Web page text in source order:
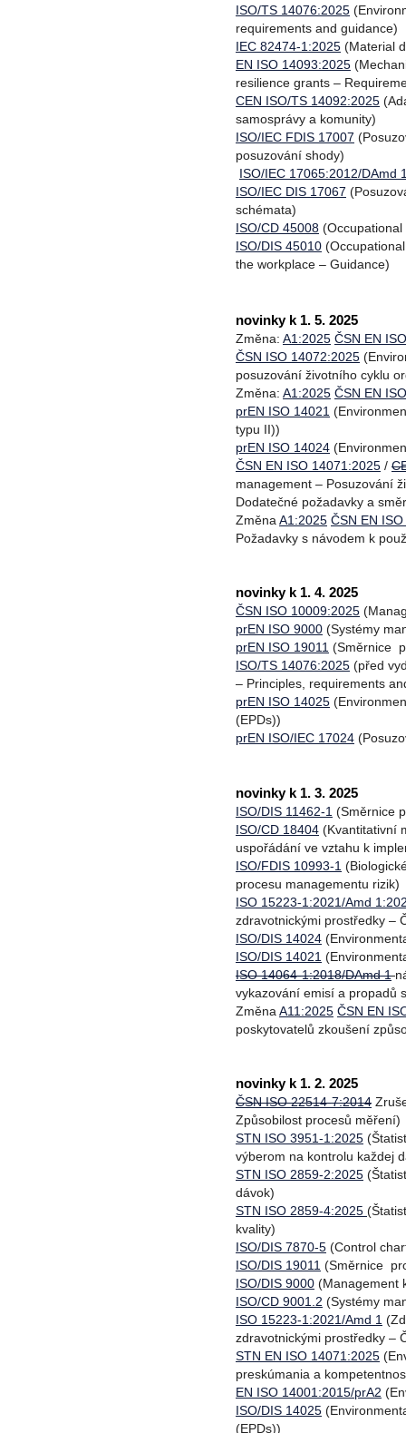
ISO/TS 14076:2025
requirements and guidance)
IEC 82474-1:2025 (Material
EN ISO 14093:2025
resilience grants –
CEN ISO/TS 14092:2025
samosprávy a komunity)
ISO/IEC FDIS 17007
posuzování shody)
ISO/IEC 17065:2012/DAmd
ISO/IEC DIS 17067
schémata)
ISO/CD 45008
ISO/DIS 45010
the workplace – Guidance)
novinky k 1. 5. 2025
Změna: A1:2025 ČSN EN
ČSN ISO 14072:2025
posuzování životního cyklu
Změna: A1:2025 ČSN EN
prEN ISO 14021
typu II))
prEN ISO 14024
ČSN EN ISO 14071:2025 /
management – Posuzování
Dodatečné požadavky a
Změna A1:2025 ČSN EN
Požadavky s návodem k
novinky k 1. 4. 2025
ČSN ISO 10009:2025
prEN ISO 9000 (Systémy
prEN ISO 19011 (Směrnice
ISO/TS 14076:2025 (před
– Principles, requirements
prEN ISO 14025
(EPDs))
prEN ISO/IEC 17024
novinky k 1. 3. 2025
ISO/DIS 11462-1 (Směrnice
ISO/CD 18404 (Kvantitativní
uspořádání ve vztahu k
ISO/FDIS 10993-1
procesu managementu rizik)
ISO 15223-1:2021/Amd
zdravotnickými prostředky –
ISO/DIS 14024
ISO/DIS 14021
ISO 14064-1:2018/DAmd 1
vykazování emisí a propadů
Změna A11:2025 ČSN EN
poskytovatelů zkoušení
novinky k 1. 2. 2025
ČSN ISO 22514-7:2014
Způsobilost procesů měření)
STN ISO 3951-1:2025
výberom na kontrolu každej
STN ISO 2859-2:2025
dávok)
STN ISO 2859-4:2025
kvality)
ISO/DIS 7870-5 (Control
ISO/DIS 19011 (Směrnice
ISO/DIS 9000 (Management
ISO/CD 9001.2 (Systémy
ISO 15223-1:2021/Amd 1
zdravotnickými prostředky –
STN EN ISO 14071:2025
preskúmania a
EN ISO 14001:2015/prA2
ISO/DIS 14025
(EPDs))